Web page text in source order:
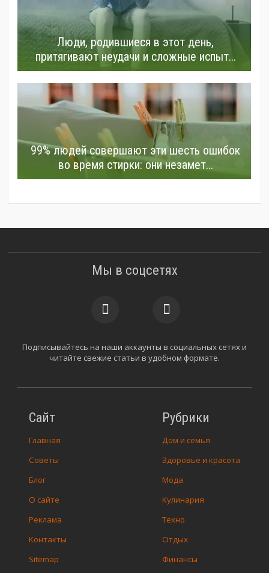
Люди, родившиеся в этот день,
притягивают неудачи и сложные испыт...
99% людей совершают эти шесть ошибок
во время стирки: они незамет...
Сайт
Главная
Советы
Блог
О сайте
Реклама
Контакты
Sitemap
Рубрики
Дом и семья
Здоровье и красота
Мода
Кулинария
Техно
Отдых
Финансы
Мы в соцсетях
Подписывайтесь на наши аккаунты в социальных сетях и
читайте свежие статьи в удобном формате.